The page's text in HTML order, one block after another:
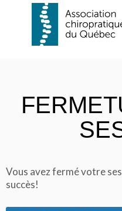
Vous avez fermé votre
succès!